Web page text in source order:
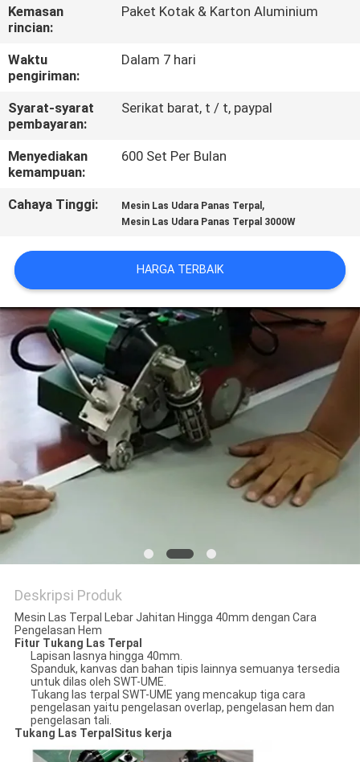
HUBUNGI
KAMI
BERITA
BLOG
PERMINTAAN
PENAWARAN
SITEMAP
PRIVACY
POLICY
Kemasan
rincian:
Paket Kotak & Karton Aluminium
Waktu
pengiriman:
Dalam 7 hari
Syarat-syarat
pembayaran:
Serikat barat, t / t, paypal
Menyediakan
kemampuan:
600 Set Per Bulan
Cahaya Tinggi: Mesin Las Udara Panas Terpal ,
Mesin Las Udara Panas Terpal 3000W
HARGA TERBAIK
Deskripsi Produk
Mesin Las Terpal Lebar Jahitan Hingga 40mm dengan Cara
Pengelasan Hem
Fitur Tukang Las Terpal
Lapisan lasnya hingga 40mm.
Spanduk, kanvas dan bahan tipis lainnya semuanya tersedia
untuk dilas oleh SWT-UME.
Tukang las terpal SWT-UME yang mencakup tiga cara
pengelasan yaitu pengelasan overlap, pengelasan hem dan
pengelasan tali.
Tukang Las Terpal Situs kerja